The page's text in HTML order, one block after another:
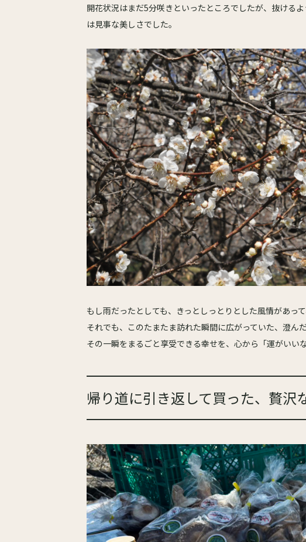
開花状況はまだ5分咲きといったところでしたが、抜ける
は見事な美しさでした。
もし雨だったとしても、きっとしっとりとした風情があっ
それでも、このたまたま訪れた瞬間に広がっていた、澄んだ
その一瞬をまるごと享受できる幸せを、心から「運がいい
帰り道に引き返して買った、贅沢